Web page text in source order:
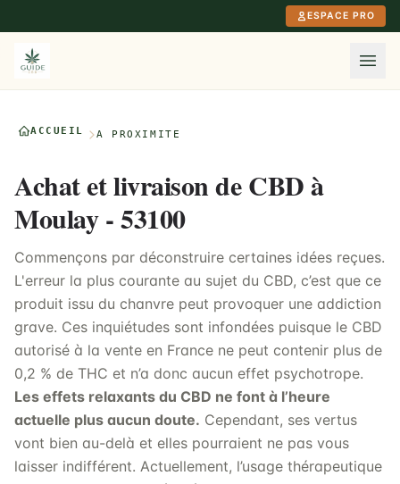
ESPACE PRO
ACCUEIL À PROXIMITÉ
Achat et livraison de CBD à
Moulay - 53100
Commençons par déconstruire certaines idées reçues.
L'erreur la plus courante au sujet du CBD, c’est que ce
produit issu du chanvre peut provoquer une addiction
grave. Ces inquiétudes sont infondées puisque le CBD
autorisé à la vente en France ne peut contenir plus de
0,2 % de THC et n’a donc aucun effet psychotrope.
Les effets relaxants du CBD ne font à l’heure
actuelle plus aucun doute. Cependant, ses vertus
vont bien au-delà et elles pourraient ne pas vous
laisser indifférent. Actuellement, l’usage thérapeutique